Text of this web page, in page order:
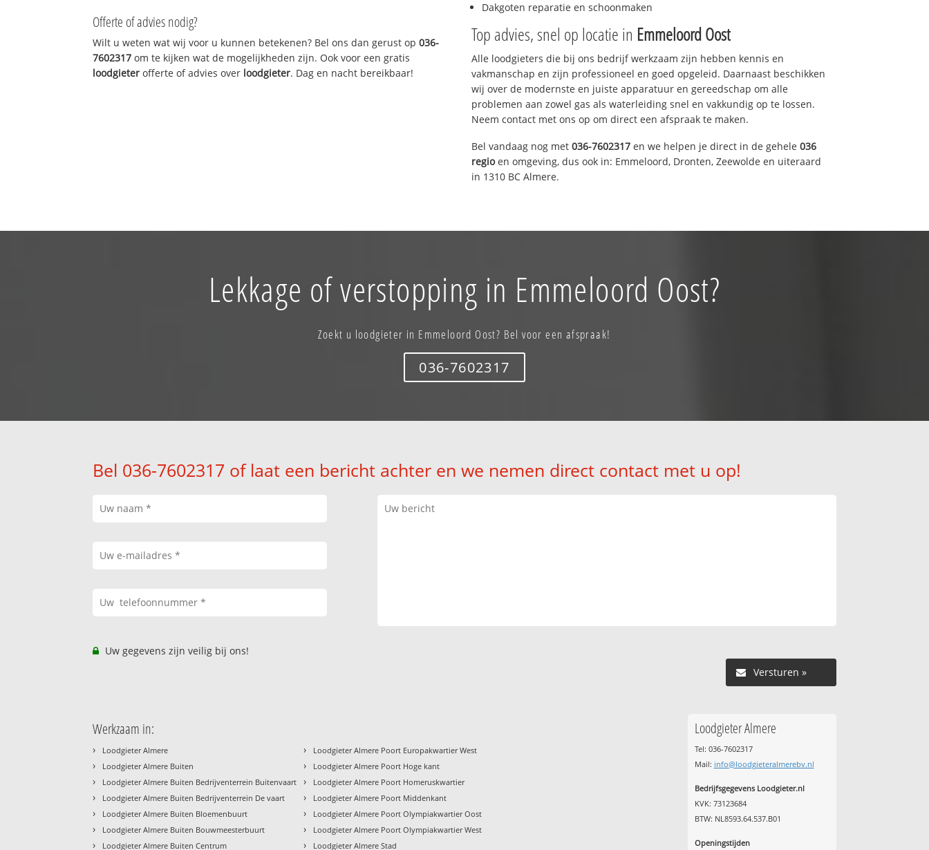
Offerte of advies nodig?
Wilt u weten wat wij voor u kunnen betekenen? Bel ons dan gerust op036-
7602317 om te kijken wat de mogelijkheden zijn. Ook voor een gratis
loodgieter offerte of advies over loodgieter. Dag en nacht bereikbaar!
Dakgoten reparatie en schoonmaken
Top advies, snel op locatie in Emmeloord Oost
Alle loodgieters die bij ons bedrijf werkzaam zijn hebben kennis en
vakmanschap en zijn professioneel en goed opgeleid. Daarnaast beschikken
wij over de modernste en juiste apparatuur en gereedschap om alle
problemen aan zowel gas als waterleiding snel en vakkundig op te lossen.
Neem contact met ons op om direct een afspraak te maken.
Bel vandaag nog met 036-7602317 en we helpen je direct in de gehele 036
regioen omgeving, dus ook in: Emmeloord, Dronten, Zeewolde en uiteraard
in 1310 BC Almere.
Lekkage of verstopping in Emmeloord Oost?
Zoekt u loodgieter in Emmeloord Oost? Bel voor een afspraak!
036-7602317
Bel 036-7602317 of laat een bericht achter en we nemen direct contact met u op!
Uw gegevens zijn veilig bij ons!
Versturen »
Werkzaam in:
› Loodgieter Almere
› Loodgieter Almere Buiten
› Loodgieter Almere Buiten Bedrijventerrein Buitenvaart
› Loodgieter Almere Buiten Bedrijventerrein De vaart
› Loodgieter Almere Buiten Bloemenbuurt
› Loodgieter Almere Buiten Bouwmeesterbuurt
› Loodgieter Almere Buiten Centrum
› Loodgieter Almere Poort Europakwartier West
› Loodgieter Almere Poort Hoge kant
› Loodgieter Almere Poort Homeruskwartier
› Loodgieter Almere Poort Middenkant
› Loodgieter Almere Poort Olympiakwartier Oost
› Loodgieter Almere Poort Olympiakwartier West
› Loodgieter Almere Stad
Loodgieter Almere
Tel: 036-7602317
Mail: info@loodgieteralmerebv.nl
Bedrijfsgegevens Loodgieter.nl
KVK: 73123684
BTW: NL8593.64.537.B01
Openingstijden